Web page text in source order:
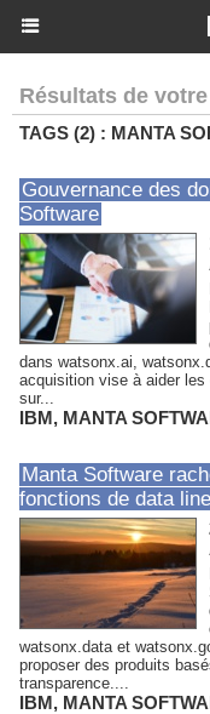
Résultats de
TAGS (2) : MANTA
Gouvernance des
Software
dans watsonx.ai,
acquisition vise à aider
sur...
IBM, MANTA
Manta Software
fonctions de data
watsonx.data et
proposer des produits
transparence....
IBM, MANTA